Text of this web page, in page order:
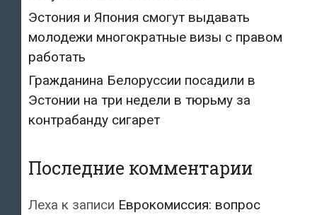
Эстония и Япония смогут выдавать
молодежи многократные визы с правом
работать
Гражданина Белоруссии посадили в
Эстонии на три недели в тюрьму за
контрабанду сигарет
Последние комментарии
Леха к записи Еврокомиссия: вопрос